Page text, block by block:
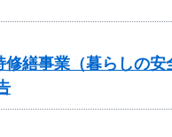
繕事業（暮らしの安